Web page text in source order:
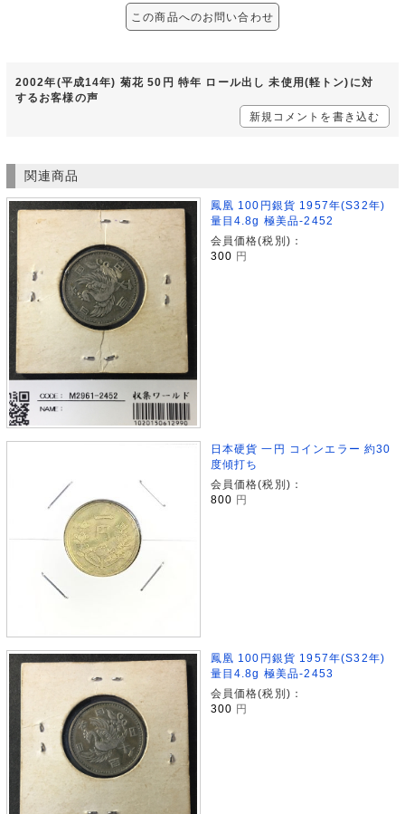
この商品へのお問い合わせ
2002年(平成14年) 菊花 50円 特年 ロール出し 未使用(軽トン)に対
するお客様の声
新規コメントを書き込む
関連商品
鳳凰 100円銀貨 1957年(S32年)
量目4.8g 極美品-2452
会員価格(税別)：
300 円
日本硬貨 一円 コインエラー 約30
度傾打ち
会員価格(税別)：
800 円
鳳凰 100円銀貨 1957年(S32年)
量目4.8g 極美品-2453
会員価格(税別)：
300 円